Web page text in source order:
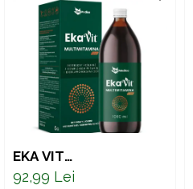
EKA VIT
MULTIVITAMINE PLUS
– SUPLIMENT LICHID
92,99 Lei